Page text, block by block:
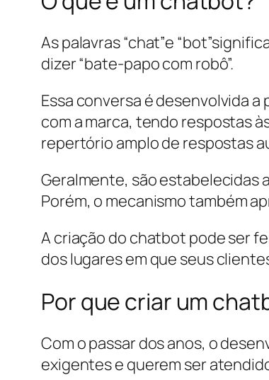
As palavras “chat”e
dizer “bate-papo com robô”.
Essa conversa é desenvolvida
com a marca, tendo respostas
repertório amplo de respostas
Geralmente, são estabelecidas
Porém, o mecanismo também
A criação do chatbot pode ser
dos lugares em que seus
Por que criar um
Com o passar dos anos, o
exigentes e querem ser